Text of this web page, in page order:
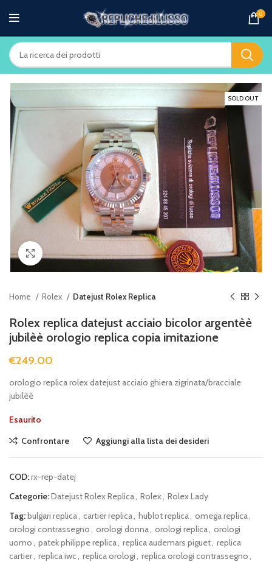
0
SOLD OUT
Clicca per ingrandire
Home Rolex Datejust Rolex Replica
Rolex replica datejust acciaio bicolor argentèè
jubilèè orologio replica copia imitazione
€249.00
orologio replica rolex datejust acciaio ghiera zigrinata/bracciale
jubilèè
Esaurito
Confrontare
Aggiungi alla lista dei desideri
COD:rx-rep-datej
Categorie:Datejust Rolex Replica Rolex
Rolex Lady
Tag:bulgari replica cartier replica hublot replica omega replica
orologi contrassegno
orologi donna orologi replica orologi
uomo
patek philippe replica replica audemars piguet replica
cartier replica iwc replica orologi replica orologi contrassegno